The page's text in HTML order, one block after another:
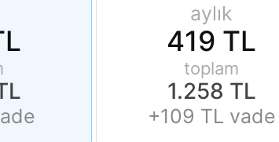
aylık
419 TL
toplam
1.258 TL
+109 TL vade